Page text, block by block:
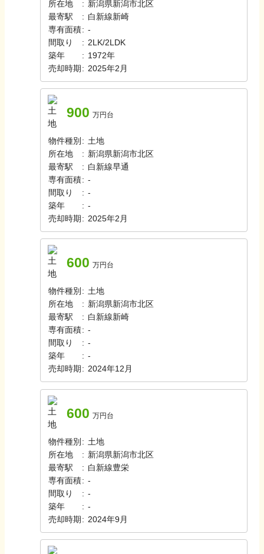
所在地 : 新潟県新潟市北区
最寄駅
: 白新線新崎
専有面積: -
間取り
: 2LK/2LDK
築年
: 1972年
売却時期 : 2025年2月
900 万円台
物件種別 : 土地
所在地
: 新潟県新潟市北区
最寄駅
: 白新線早通
専有面積: -
間取り
: -
築年
: -
売却時期 : 2025年2月
600 万円台
物件種別 : 土地
所在地
: 新潟県新潟市北区
最寄駅
: 白新線新崎
専有面積: -
間取り
: -
築年
: -
売却時期 : 2024年12月
600 万円台
物件種別 : 土地
所在地
: 新潟県新潟市北区
最寄駅
: 白新線豊栄
専有面積: -
間取り
: -
築年
: -
売却時期 : 2024年9月